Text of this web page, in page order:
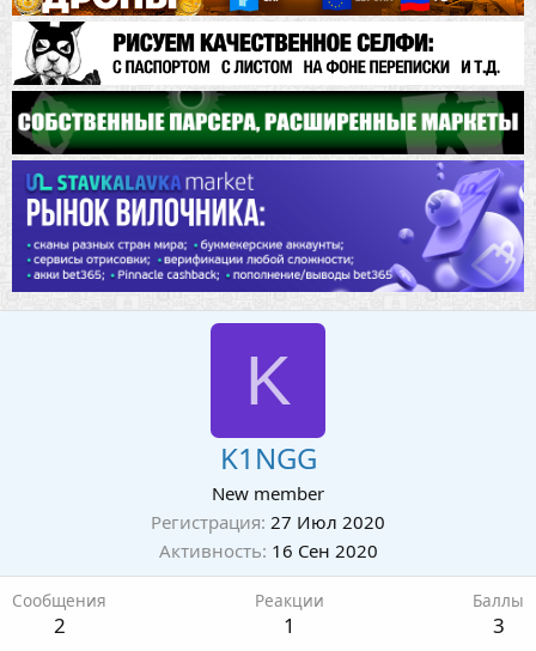
K
K1NGG
New member
Регистрация 27 Июл 2020
Активность 16 Сен 2020
Сообщения
2
Реакции
1
Баллы
3